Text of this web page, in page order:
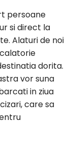
persoane
si direct la
Alaturi de noi
dorita.
vor suna
in ziua
care sa